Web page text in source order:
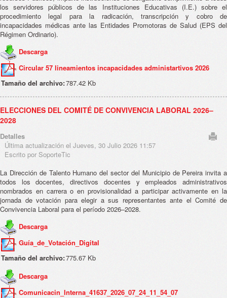
los servidores públicos de las Instituciones Educativas (I.E.) sobre el
procedimiento legal para la radicación, transcripción y cobro de
incapacidades médicas ante las Entidades Promotoras de Salud (EPS del
Régimen Ordinario).
Descarga
Circular 57 lineamientos incapacidades administartivos 2026
Tamaño del archivo:787.42 Kb
ELECCIONES DEL COMITÉ DE CONVIVENCIA LABORAL 2026–
2028
Detalles
Última actualización el Jueves, 30 Julio 2026 11:57
Escrito por SoporteTic
La Dirección de Talento Humano del sector del Municipio de Pereira invita a
todos los docentes, directivos docentes y empleados administrativos
nombrados en carrera o en provisionalidad a participar activamente en la
jornada de votación para elegir a sus representantes ante el Comité de
Convivencia Laboral para el período 2026–2028.
Descarga
Guía_de_Votación_Digital
Tamaño del archivo:775.67 Kb
Descarga
Comunicacin_Interna_41637_2026_07_24_11_54_07